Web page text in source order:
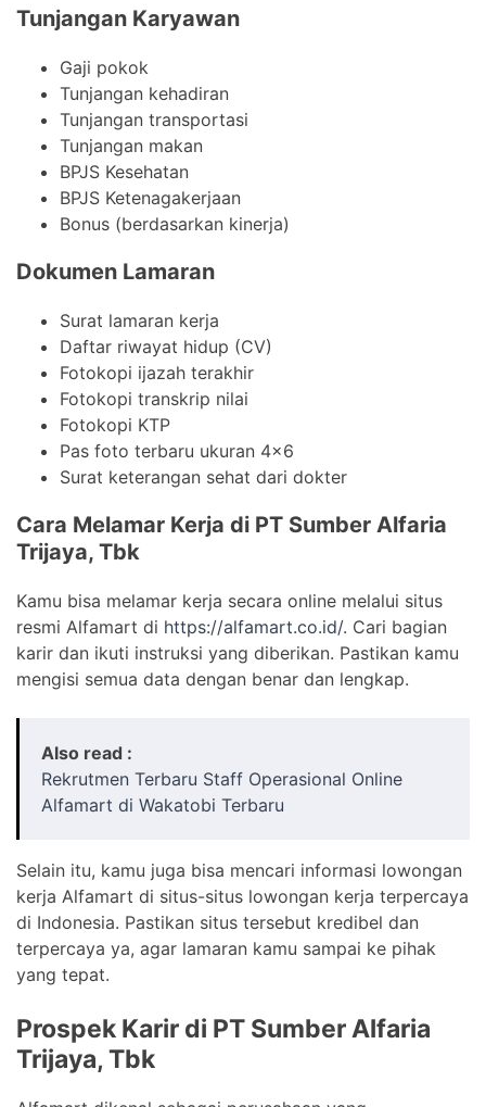
Tunjangan Karyawan
Gaji pokok
Tunjangan kehadiran
Tunjangan transportasi
Tunjangan makan
BPJS Kesehatan
BPJS Ketenagakerjaan
Bonus (berdasarkan kinerja)
Dokumen Lamaran
Surat lamaran kerja
Daftar riwayat hidup (CV)
Fotokopi ijazah terakhir
Fotokopi transkrip nilai
Fotokopi KTP
Pas foto terbaru ukuran 4×6
Surat keterangan sehat dari dokter
Cara Melamar Kerja di PT Sumber Alfaria
Trijaya, Tbk
Kamu bisa melamar kerja secara online melalui situs
resmi Alfamart di https://alfamart.co.id/. Cari bagian
karir dan ikuti instruksi yang diberikan. Pastikan kamu
mengisi semua data dengan benar dan lengkap.
Also read :
Rekrutmen Terbaru Staff Operasional Online
Alfamart di Wakatobi Terbaru
Selain itu, kamu juga bisa mencari informasi lowongan
kerja Alfamart di situs-situs lowongan kerja terpercaya
di Indonesia. Pastikan situs tersebut kredibel dan
terpercaya ya, agar lamaran kamu sampai ke pihak
yang tepat.
Prospek Karir di PT Sumber Alfaria
Trijaya, Tbk